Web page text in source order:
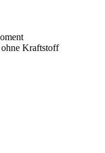
Kraftstoff